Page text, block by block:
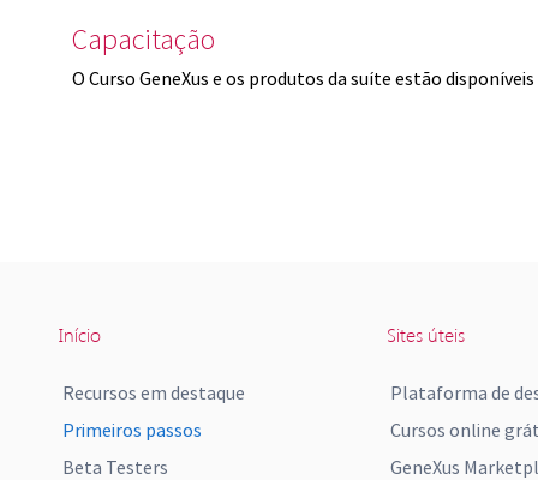
Capacitação
O Curso GeneXus e os produtos da suíte estão
Início
Recursos em destaque
Primeiros passos
Beta Testers
Sites úteis
Plataforma de
Cursos online
GeneXus